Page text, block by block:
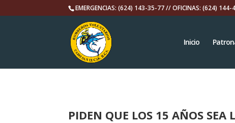
EMERGENCIAS: (624) 143-35-77 // OFICINAS: (624)
Inicio
PIDEN QUE LOS 15 AÑOS SEA